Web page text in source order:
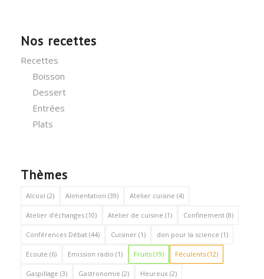
Nos recettes
Recettes
Boisson
Dessert
Entrées
Plats
Thèmes
Alcool (2) Alimentation (39) Atelier cuisine (4)
Atelier d'échanges(10) Atelier de cuisine (1) Confinement(8)
Conférences Débat(44) Cuisiner(1) don pour la science (1)
Ecoute (6) Emission radio (1) Fruits(19) Féculents(12)
Gaspillage (3) Gastronomie (2) Heureux (2)